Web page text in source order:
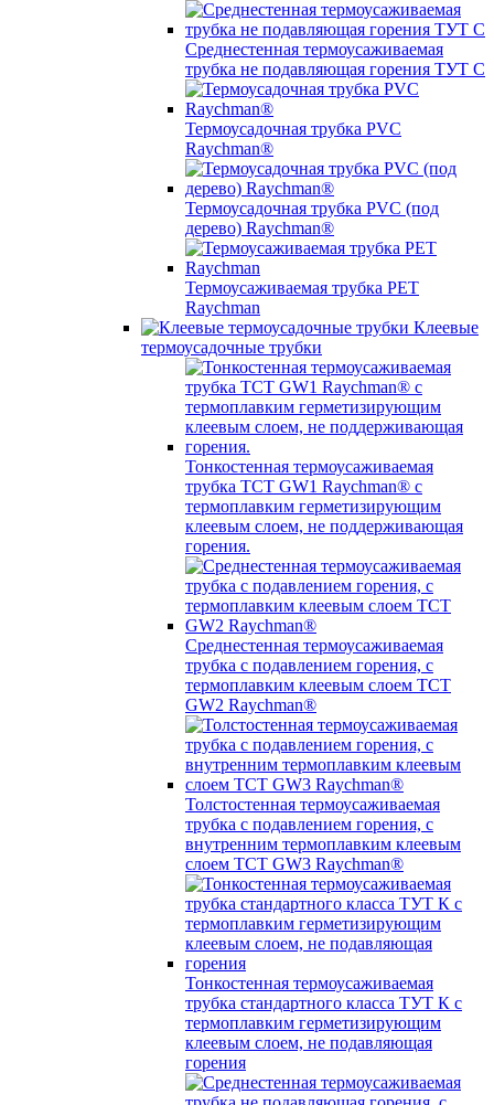
Среднестенная термоусаживаемая
трубка не подавляющая горения ТУТ С
Термоусадочная трубка PVC
Raychman®
Термоусадочная трубка PVC (под
дерево) Raychman®
Термоусаживаемая трубка PET
Raychman
Клеевые
термоусадочные трубки
Тонкостенная термоусаживаемая
трубка TCT GW1 Raychman® с
термоплавким герметизирующим
клеевым слоем, не поддерживающая
горения.
Среднестенная термоусаживаемая
трубка c подавлением горения, с
термоплавким клеевым слоем TCT
GW2 Raychman®
Толстостенная термоусаживаемая
трубка c подавлением горения, с
внутренним термоплавким клеевым
слоем TCT GW3 Raychman®
Тонкостенная термоусаживаемая
трубка стандартного класса ТУТ К с
термоплавким герметизирующим
клеевым слоем, не подавляющая
горения